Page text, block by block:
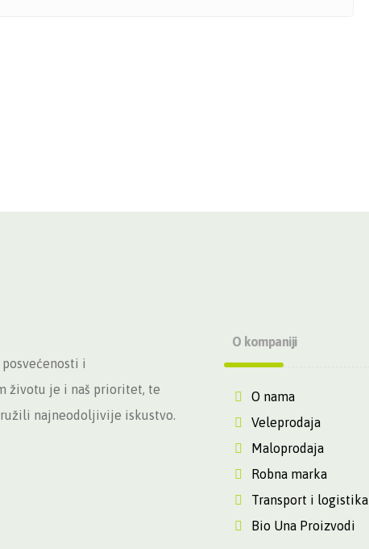
i
životu je i naš prioritet, te
najneodoljivije iskustvo.
O kompaniji
O nama
Veleprodaja
Maloprodaja
Robna marka
Transport i logistika
Bio Una Proizvodi